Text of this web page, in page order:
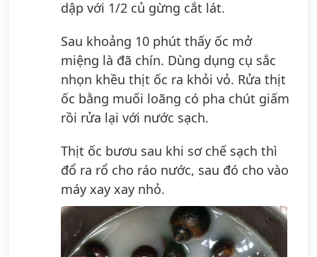
dập với 1/2 củ gừng cắt lát.
Sau khoảng 10 phút thấy ốc mở
miệng là đã chín. Dùng dụng cụ sắc
nhọn khều thịt ốc ra khỏi vỏ. Rửa thịt
ốc bằng muối loãng có pha chút giấm
rồi rửa lại với nước sạch.
Thịt ốc bươu sau khi sơ chế sạch thì
đổ ra rổ cho ráo nước, sau đó cho vào
máy xay xay nhỏ.